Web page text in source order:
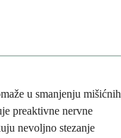
u smanjenju mišićnih
preaktivne nervne
nevoljno stezanje